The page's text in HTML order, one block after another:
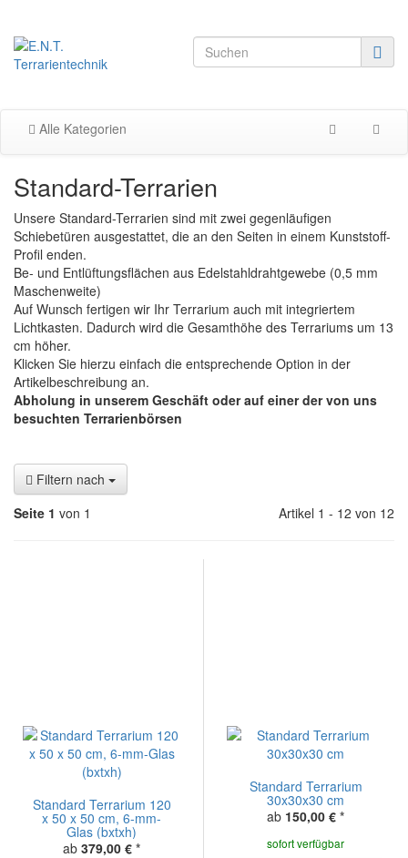
Alle Kategorien
Standard-Terrarien
Unsere Standard-Terrarien sind mit zwei gegenläufigen
Schiebetüren ausgestattet, die an den Seiten in einem Kunststoff-
Profil enden.
Be- und Entlüftungsflächen aus Edelstahldrahtgewebe (0,5 mm
Maschenweite)
Auf Wunsch fertigen wir Ihr Terrarium auch mit integriertem
Lichtkasten. Dadurch wird die Gesamthöhe des Terrariums um 13
cm höher.
Klicken Sie hierzu einfach die entsprechende Option in der
Artikelbeschreibung an.
Abholung in unserem Geschäft oder auf einer der von uns
besuchten Terrarienbörsen
Filtern nach
Seite 1 von 1 Artikel 1 - 12 von 12
Standard Terrarium 120
x 50 x 50 cm, 6-mm-
Glas (bxtxh)
ab 379,00 € *
Standard Terrarium
30x30x30 cm
ab 150,00 € *
sofort verfügbar